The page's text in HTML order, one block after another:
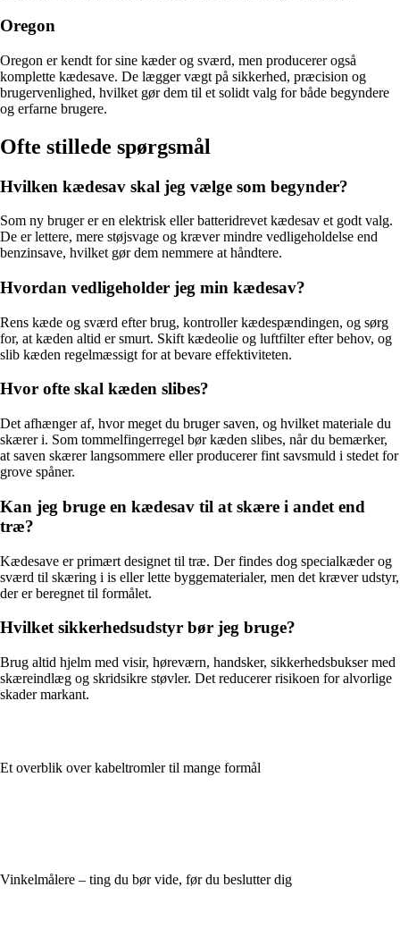
Oregon
Oregon er kendt for sine kæder og sværd, men producerer også
komplette kædesave. De lægger vægt på sikkerhed, præcision og
brugervenlighed, hvilket gør dem til et solidt valg for både begyndere
og erfarne brugere.
Ofte stillede spørgsmål
Hvilken kædesav skal jeg vælge som begynder?
Som ny bruger er en elektrisk eller batteridrevet kædesav et godt valg.
De er lettere, mere støjsvage og kræver mindre vedligeholdelse end
benzinsave, hvilket gør dem nemmere at håndtere.
Hvordan vedligeholder jeg min kædesav?
Rens kæde og sværd efter brug, kontroller kædespændingen, og sørg
for, at kæden altid er smurt. Skift kædeolie og luftfilter efter behov, og
slib kæden regelmæssigt for at bevare effektiviteten.
Hvor ofte skal kæden slibes?
Det afhænger af, hvor meget du bruger saven, og hvilket materiale du
skærer i. Som tommelfingerregel bør kæden slibes, når du bemærker,
at saven skærer langsommere eller producerer fint savsmuld i stedet for
grove spåner.
Kan jeg bruge en kædesav til at skære i andet end
træ?
Kædesave er primært designet til træ. Der findes dog specialkæder og
sværd til skæring i is eller lette byggematerialer, men det kræver udstyr,
der er beregnet til formålet.
Hvilket sikkerhedsudstyr bør jeg bruge?
Brug altid hjelm med visir, høreværn, handsker, sikkerhedsbukser med
skæreindlæg og skridsikre støvler. Det reducerer risikoen for alvorlige
skader markant.
Et overblik over kabeltromler til mange formål
Vinkelmålere – ting du bør vide, før du beslutter dig